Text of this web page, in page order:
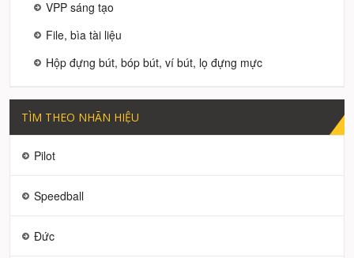
VPP sáng tạo
File, bìa tài liệu
Hộp đựng bút, bóp bút, ví bút, lọ đựng mực
TÌM THEO NHÃN HIỆU
Pilot
Speedball
Đức